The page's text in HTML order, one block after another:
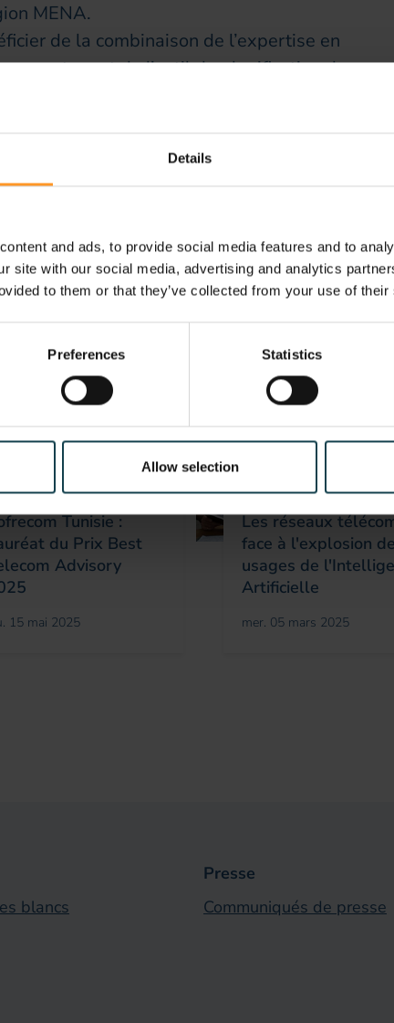
Details
and ads, to provide social media features and to
site with our social media, advertising and analytics
to them or that they’ve collected from your use of
Preferences Statistics
Allow selection
MENA.
de la combinaison de l’expertise en
ce secteur et de l’outil de planification de
traduira par des avantages majeurs
tout en réduisant les risques
Tunisie :
du Prix Best
Advisory
15 mai 2025
Presse
Les réseaux
face à l'explosion
usages de
Artificielle
mer. 05 mars 2025
blancs
Presse
Communiqués de presse